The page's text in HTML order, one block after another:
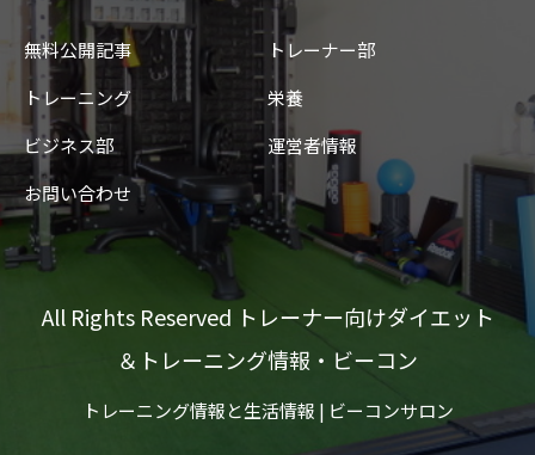
無料公開記事
トレーナー部
トレーニング
栄養
ビジネス部
運営者情報
お問い合わせ
All Rights Reserved トレーナー向けダイエット
＆トレーニング情報・ビーコン
トレーニング情報と生活情報 | ビーコンサロン